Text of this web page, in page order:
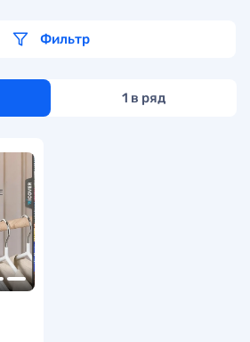
Фильтр
1 в ряд